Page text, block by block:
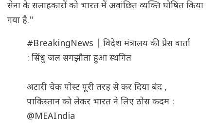
सेना के सलाहकारों को भारत में अवांछित व्यक्ति घोषित किया
गया है."
#BreakingNews | विदेश मंत्रालय की प्रेस वार्ता
: सिंधु जल समझौता हुआ स्थगित
अटारी चेक पोस्ट पूरी तरह से कर दिया बंद ,
पाकिस्तान को लेकर भारत ने लिए ठोस कदम :
@MEAIndia